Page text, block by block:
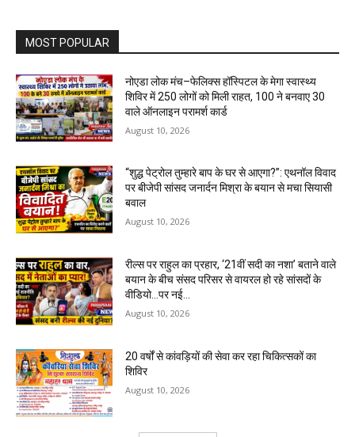
MOST POPULAR
नोएडा लोक मंच–फेलिक्स हॉस्पिटल के मेगा स्वास्थ्य
शिविर में 250 लोगों को मिली राहत, 100 ने बनवाए ₹30
वाले ऑनलाइन परामर्श कार्ड
August 10, 2026
“शुद्ध पेट्रोल तुम्हारे बाप के घर से आएगा?”: एथनॉल विवाद
पर बीजेपी सांसद जनार्दन मिश्रा के बयान से मचा सियासी
बवाल
August 10, 2026
रील्स पर राहुल का प्रहार, ‘21वीं सदी का नशा’ बताने वाले
बयान के बीच संसद परिसर से वायरल हो रहे सांसदों के
वीडियो…पर नई...
August 10, 2026
20 वर्षों से कांवड़ियों की सेवा कर रहा चिकित्सकों का
शिविर
August 10, 2026